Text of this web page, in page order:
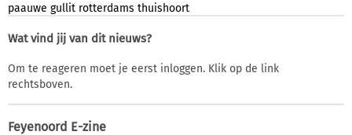
paauwe gullit rotterdams thuishoort
Wat vind jij van dit nieuws?
Om te reageren moet je eerst inloggen. Klik op de link
rechtsboven.
Feyenoord E-zine